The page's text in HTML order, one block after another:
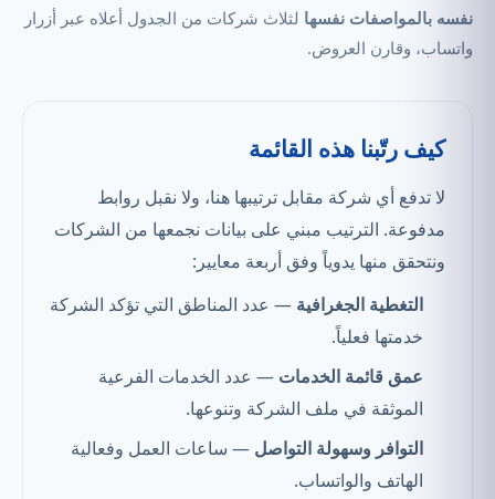
نفسه بالمواصفات نفسها لثلاث شركات من الجدول أعلاه عبر أزرار
واتساب، وقارن العروض.
كيف رتّبنا هذه القائمة
لا تدفع أي شركة مقابل ترتيبها هنا، ولا نقبل روابط
مدفوعة. الترتيب مبني على بيانات نجمعها من الشركات
ونتحقق منها يدوياً وفق أربعة معايير:
التغطية الجغرافية — عدد المناطق التي تؤكد الشركة
خدمتها فعلياً.
عمق قائمة الخدمات — عدد الخدمات الفرعية
الموثقة في ملف الشركة وتنوعها.
التوافر وسهولة التواصل — ساعات العمل وفعالية
الهاتف والواتساب.